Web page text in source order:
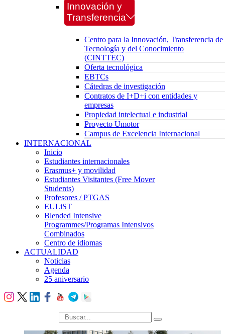
Innovación y
Transferencia
Centro para la Innovación, Transferencia de
Tecnología y del Conocimiento
(CINTTEC)
Oferta tecnológica
EBTCs
Cátedras de investigación
Contratos de I+D+i con entidades y
empresas
Propiedad intelectual e industrial
Proyecto Umotor
Campus de Excelencia Internacional
INTERNACIONAL
Inicio
Estudiantes internacionales
Erasmus+ y movilidad
Estudiantes Visitantes (Free Mover
Students)
Profesores / PTGAS
EULiST
Blended Intensive
Programmes/Programas Intensivos
Combinados
Centro de idiomas
ACTUALIDAD
Noticias
Agenda
25 aniversario
búsqueda